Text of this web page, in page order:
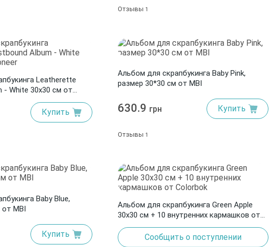
Отзывы 1
Leatherette
- White 30x30 см от
Купить
Альбом для скрапбукинга Baby Pink,
размер 30*30 см от MBI
630.9 грн Купить
Отзывы 1
Baby Blue,
MBI
Купить
Альбом для скрапбукинга Green Apple
30х30 см + 10 внутренних кармашков от
Colorbok
Сообщить о поступлении